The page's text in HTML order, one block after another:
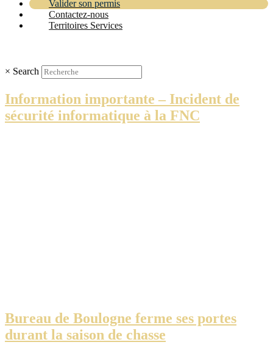
Valider son permis
Contactez-nous
Territoires Services
× Search
Information importante – Incident de
sécurité informatique à la FNC
Bureau de Boulogne ferme ses portes
durant la saison de chasse